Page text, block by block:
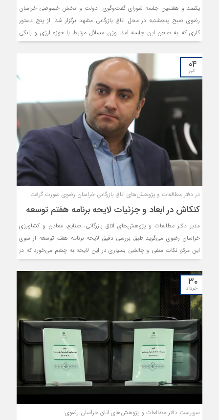
یکصد و هفتمین جلسه شورای گفت‌و‌گوی دولت و بخش خصوصی خراسان
رضوی صبح پنجشنبه در محل اتاق بازرگانی مشهد برگزار شد. از پنج دستور
کاری که به صحن این جلسه آمد، وزن مسائل مرتبط با حوزه ارزی و بانکی
سنگین‌تر بود. علاوه بر آن، موانع موجود در مسیر اجرای آیین‌نامه اجرایی ماده
16 قانون جهش تولید دانش بنیان برای صنایع مشمول و مشکلات یک
دستورالعمل سازمان تامین اجتماعی برای مهندسان مشاور نیز در این جلسه
مطرح شدند و مصوباتی را اخذ نمودند.
۰۴
تیر
در دفتر مطالعات و پژوهش‌های اتاق بازرگانی خراسان رضوی صورت گرفت
کنکاش در ابعاد و جزئیات لایحه برنامه هفتم توسعه
مدیر دفتر مطالعات و پژوهش‌های اتاق بازرگانی، صنایع، معادن و کشاورزی
خراسان رضوی می‌گوید طبق بررسی دقیق لایحه برنامه هفتم توسعه از سوی
این مرکز، نکات منفی و چالشی بسیاری در این لایحه به چشم می‌خورد که در
دچار خواهد شد و تحقق کامل اهداف مدنظر در آن را شاهد نخواهیم بود.
۳۰
خرداد
سرپرست دفتر مطالعات و پژوهش‌های اتاق خراسان رضوی: